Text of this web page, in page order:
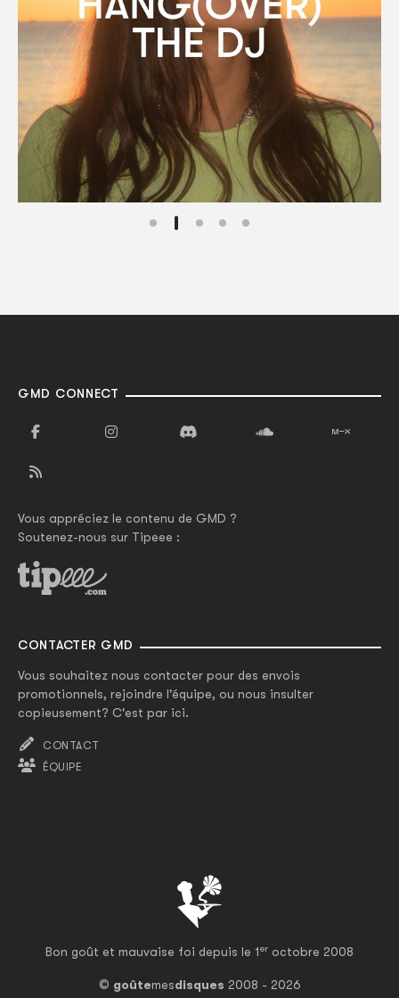
Bon goût et mauvaise foi depuis le 1er octobre 2008
© goûtemesdisques 2008 - 2026
GMD CONNECT
Vous appréciez le contenu de GMD ?
Soutenez-nous sur Tipeee :
CONTACTER GMD
Vous souhaitez nous contacter pour des envois
promotionnels, rejoindre l'équipe, ou nous insulter
copieusement? C'est par ici.
CONTACT
ÉQUIPE